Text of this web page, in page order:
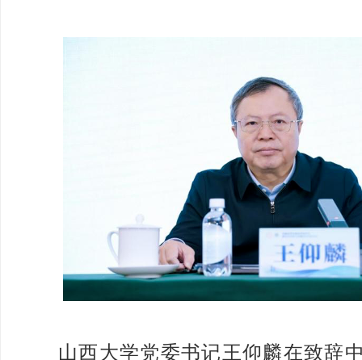
山西大学党委书记王仰麟在致辞